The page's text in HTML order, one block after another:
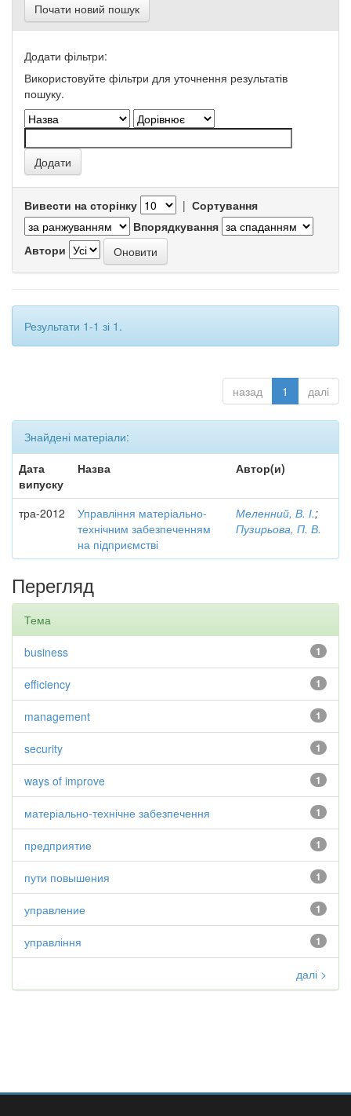
Почати новий пошук
Додати фільтри:
Використовуйте фільтри для уточнення результатів
пошуку.
Вивести на сторінку | Сортування
Впорядкування
Автори
Результати 1-1 зі 1.
назад 1 далі
Знайдені матеріали:
Дата
випуску
Назва Автор(и)
тра-2012
Управління матеріально-
технічним забезпеченням
на підприємстві
Меленний, В. І.;
Пузирьова, П. В.
Перегляд
Тема
1
business
1
efficiency
1
management
1
security
1
ways of improve
1
матеріально-технічне забезпечення
1
предприятие
1
пути повышения
1
управление
1
управління
далі >